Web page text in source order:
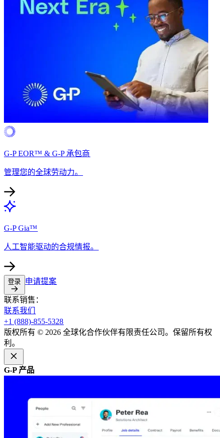
G-P EOR™ & G-P 承包商​​
管理您的全球劳动力。​​
G-P Gia™​​
人工智能驱动的合规情报。​​
登录​​ 申请提案​​
联系销售：​​
联系我们​​
+1 (888)-855-5328​​
版权所有 © 2026 全球化合作伙伴有限责任公司。保留所有权
利。​​
G-P 产品​​